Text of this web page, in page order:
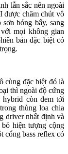
lẫn sắc nên ngoài
được chăm chút vô
bóng bẩy, sang
mọi không gian
bản đặc biệt có
cùng đặc biệt đó là
thì ngoài độ cứng
còn đem tới
thùng loa chia
driver nhất định và
hiện tượng cộng
cổng bass reflex có